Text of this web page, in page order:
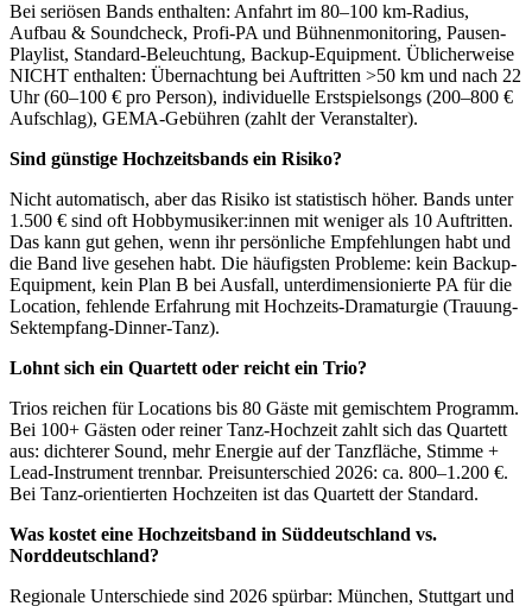
Bei seriösen Bands enthalten: Anfahrt im 80–100 km-Radius,
Aufbau & Soundcheck, Profi-PA und Bühnenmonitoring, Pausen-
Playlist, Standard-Beleuchtung, Backup-Equipment. Üblicherweise
NICHT enthalten: Übernachtung bei Auftritten >50 km und nach 22
Uhr (60–100 € pro Person), individuelle Erstspielsongs (200–800 €
Aufschlag), GEMA-Gebühren (zahlt der Veranstalter).
Sind günstige Hochzeitsbands ein Risiko?
Nicht automatisch, aber das Risiko ist statistisch höher. Bands unter
1.500 € sind oft Hobbymusiker:innen mit weniger als 10 Auftritten.
Das kann gut gehen, wenn ihr persönliche Empfehlungen habt und
die Band live gesehen habt. Die häufigsten Probleme: kein Backup-
Equipment, kein Plan B bei Ausfall, unterdimensionierte PA für die
Location, fehlende Erfahrung mit Hochzeits-Dramaturgie (Trauung-
Sektempfang-Dinner-Tanz).
Lohnt sich ein Quartett oder reicht ein Trio?
Trios reichen für Locations bis 80 Gäste mit gemischtem Programm.
Bei 100+ Gästen oder reiner Tanz-Hochzeit zahlt sich das Quartett
aus: dichterer Sound, mehr Energie auf der Tanzfläche, Stimme +
Lead-Instrument trennbar. Preisunterschied 2026: ca. 800–1.200 €.
Bei Tanz-orientierten Hochzeiten ist das Quartett der Standard.
Was kostet eine Hochzeitsband in Süddeutschland vs.
Norddeutschland?
Regionale Unterschiede sind 2026 spürbar: München, Stuttgart und